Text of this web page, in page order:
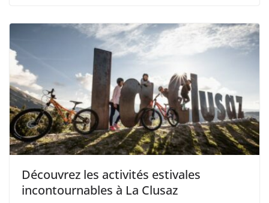
Découvrez les activités estivales
incontournables à La Clusaz